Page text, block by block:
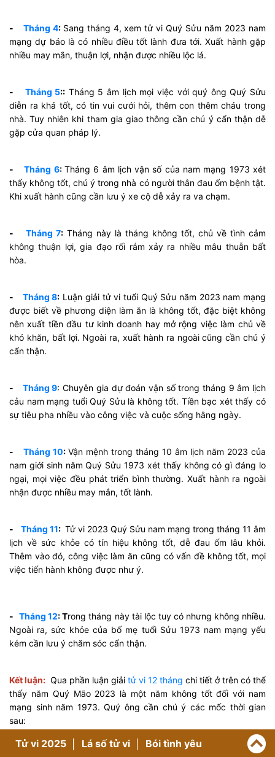
- Tháng 4: Sang tháng 4, xem tử vi Quý Sửu năm 2023 nam
mạng dự báo là có nhiều điều tốt lành đưa tới. Xuất hành gặp
nhiều may mắn, thuận lợi, nhận được nhiều lộc lá.
- Tháng 5:: Tháng 5 âm lịch mọi việc với quý ông Quý Sửu
diễn ra khá tốt, có tin vui cưới hỏi, thêm con thêm cháu trong
nhà. Tuy nhiên khi tham gia giao thông cần chú ý cẩn thận dễ
gặp cửa quan pháp lý.
-Tháng 6: Tháng 6 âm lịch vận số của nam mạng 1973 xét
thấy không tốt, chú ý trong nhà có người thân đau ốm bệnh tật.
Khi xuất hành cũng cần lưu ý xe cộ dễ xảy ra va chạm.
- Tháng 7: Tháng này là tháng không tốt, chủ về tình cảm
không thuận lợi, gia đạo rối rắm xảy ra nhiều mâu thuẫn bất
hòa.
- Tháng 8: Luận giải tử vi tuổi Quý Sửu năm 2023 nam mạng
được biết về phương diện làm ăn là không tốt, đặc biệt không
nên xuất tiền đầu tư kinh doanh hay mở rộng việc làm chủ về
khó khăn, bất lợi. Ngoài ra, xuất hành ra ngoài cũng cần chú ý
cẩn thận.
- Tháng 9: Chuyên gia dự đoán vận số trong tháng 9 âm lịch
cảu nam mạng tuổi Quý Sửu là không tốt. Tiền bạc xét thấy có
sự tiêu pha nhiều vào công việc và cuộc sống hằng ngày.
- Tháng 10: Vận mệnh trong tháng 10 âm lịch năm 2023 của
nam giới sinh năm Quý Sửu 1973 xét thấy không có gì đáng lo
ngại, mọi việc đều phát triển bình thường. Xuất hành ra ngoài
nhận được nhiều may mắn, tốt lành.
- Tháng 11: Tử vi 2023 Quý Sửu nam mạng trong tháng 11 âm
lịch về sức khỏe có tín hiệu không tốt, dễ đau ốm lâu khỏi.
Thêm vào đó, công việc làm ăn cũng có vấn đề không tốt, mọi
việc tiến hành không được như ý.
-Tháng 12: Trong tháng này tài lộc tuy có nhưng không nhiều.
Ngoài ra, sức khỏe của bố mẹ tuổi Sửu 1973 nam mạng yếu
kém cần lưu ý chăm sóc cẩn thận.
Kết luận: Qua phần luận giải tử vi 12 tháng chi tiết ở trên có thể
thấy năm Quý Mão 2023 là một năm không tốt đối với nam
mạng sinh năm 1973. Quý ông cần chú ý các mốc thời gian
sau:
Tử vi 2025 Lá số tử vi Bói tình yêu